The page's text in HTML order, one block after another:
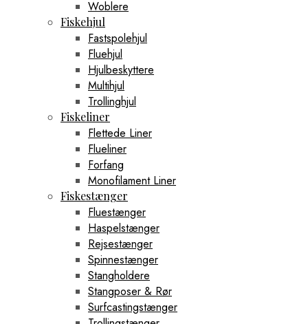
Woblere
Fiskehjul
Fastspolehjul
Fluehjul
Hjulbeskyttere
Multihjul
Trollinghjul
Fiskeliner
Flettede Liner
Flueliner
Forfang
Monofilament Liner
Fiskestænger
Fluestænger
Haspelstænger
Rejsestænger
Spinnestænger
Stangholdere
Stangposer & Rør
Surfcastingstænger